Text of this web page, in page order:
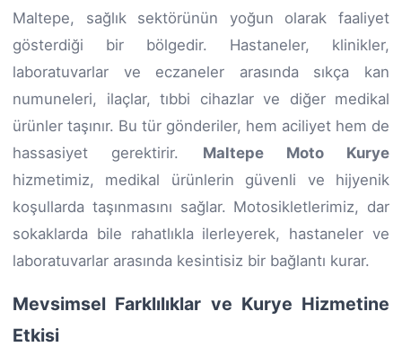
Maltepe, sağlık sektörünün yoğun olarak faaliyet
gösterdiği bir bölgedir. Hastaneler, klinikler,
laboratuvarlar ve eczaneler arasında sıkça kan
numuneleri, ilaçlar, tıbbi cihazlar ve diğer medikal
ürünler taşınır. Bu tür gönderiler, hem aciliyet hem de
hassasiyet gerektirir. Maltepe Moto Kurye
hizmetimiz, medikal ürünlerin güvenli ve hijyenik
koşullarda taşınmasını sağlar. Motosikletlerimiz, dar
sokaklarda bile rahatlıkla ilerleyerek, hastaneler ve
laboratuvarlar arasında kesintisiz bir bağlantı kurar.
Mevsimsel Farklılıklar ve Kurye Hizmetine
Etkisi